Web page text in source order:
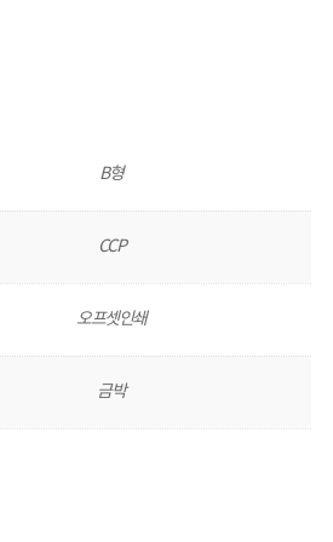
B형
CCP
오프셋인쇄
금박